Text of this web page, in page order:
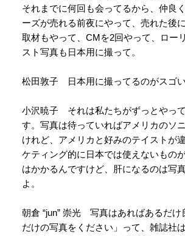
それまでに何回も会ってるから、仲良
ーズが売れる前夜にやって、売れた後
取材もやって、CMを2回やって、ロー
スト写真も日本用に撮って。
松田敦子 日本用に撮ってるのがスゴい
小沢暁子 それは私たちがずっとやっ
す。写真は待っていればアメリカのソ
けれど、アメリカと好みのテイストが
ケティング的に日本では使えないもの
はかかるんですけど、肝になるのは写
よ。
朝倉 “jun” 崇光 写真はあればあるだけ
だけの写真をください」って、雑誌社